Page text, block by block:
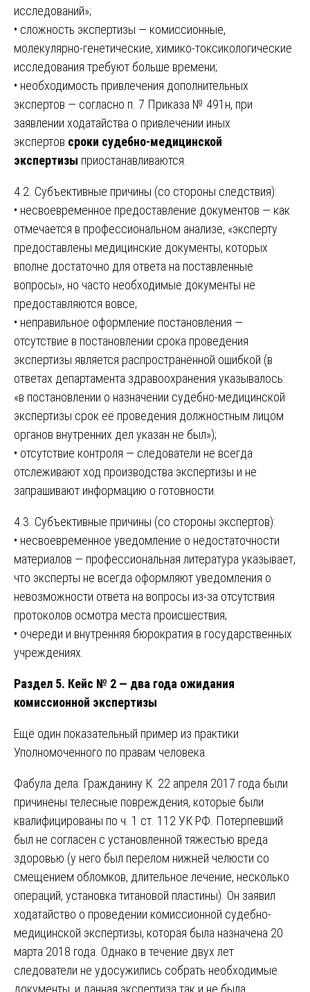
исследований»;
• сложность экспертизы — комиссионные,
молекулярно-генетические, химико-токсикологические
исследования требуют больше времени;
• необходимость привлечения дополнительных
экспертов — согласно п. 7 Приказа № 491н, при
заявлении ходатайства о привлечении иных
экспертов сроки судебно-медицинской
экспертизы приостанавливаются.
4.2. Субъективные причины (со стороны следствия):
• несвоевременное предоставление документов — как
отмечается в профессиональном анализе, «эксперту
предоставлены медицинские документы, которых
вполне достаточно для ответа на поставленные
вопросы», но часто необходимые документы не
предоставляются вовсе;
• неправильное оформление постановления —
отсутствие в постановлении срока проведения
экспертизы является распространённой ошибкой (в
ответах департамента здравоохранения указывалось:
«в постановлении о назначении судебно-медицинской
экспертизы срок её проведения должностным лицом
органов внутренних дел указан не был»);
• отсутствие контроля — следователи не всегда
отслеживают ход производства экспертизы и не
запрашивают информацию о готовности.
4.3. Субъективные причины (со стороны экспертов):
• несвоевременное уведомление о недостаточности
материалов — профессиональная литература указывает,
что эксперты не всегда оформляют уведомления о
невозможности ответа на вопросы из-за отсутствия
протоколов осмотра места происшествия;
• очереди и внутренняя бюрократия в государственных
учреждениях.
Раздел 5. Кейс № 2 — два года ожидания
комиссионной экспертизы
Ещё один показательный пример из практики
Уполномоченного по правам человека.
Фабула дела: Гражданину К. 22 апреля 2017 года были
причинены телесные повреждения, которые были
квалифицированы по ч. 1 ст. 112 УК РФ. Потерпевший
был не согласен с установленной тяжестью вреда
здоровью (у него был перелом нижней челюсти со
смещением обломков, длительное лечение, несколько
операций, установка титановой пластины). Он заявил
ходатайство о проведении комиссионной судебно-
медицинской экспертизы, которая была назначена 20
марта 2018 года. Однако в течение двух лет
следователи не удосужились собрать необходимые
документы, и данная экспертиза так и не была